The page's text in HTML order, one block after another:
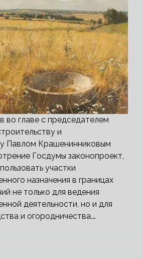
во главе с председателем
и
Павлом Крашенинниковым
Госдумы законопроект,
участки
назначения в границах
не только для ведения
деятельности, но и для
и огородничества.…